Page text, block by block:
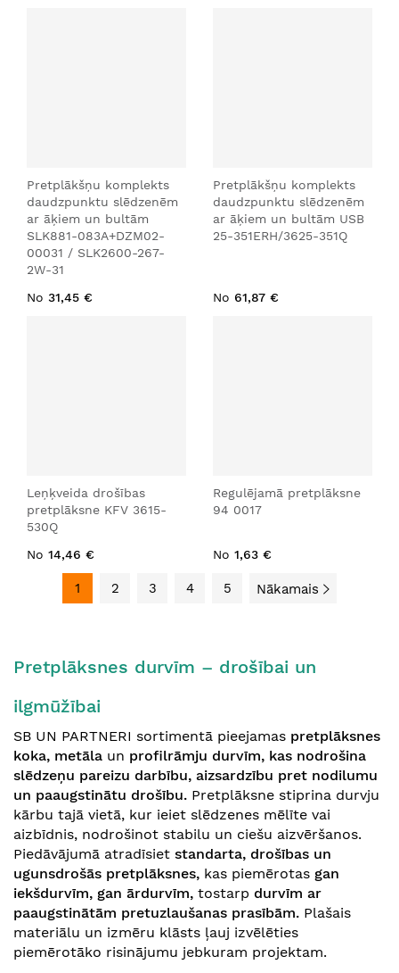
Pretplākšņu komplekts
daudzpunktu slēdzenēm
ar āķiem un bultām
SLK881-083A+DZM02-
00031 / SLK2600-267-
2W-31
No 31,45 €
Pretplākšņu komplekts
daudzpunktu slēdzenēm
ar āķiem un bultām USB
25-351ERH/3625-351Q
No 61,87 €
Leņķveida drošības
pretplāksne KFV 3615-
530Q
No 14,46 €
Regulējamā pretplāksne
94 0017
No 1,63 €
1 2 3 4 5 Nākamais
Pretplāksnes durvīm – drošībai un
ilgmūžībai
SB UN PARTNERI sortimentā pieejamas pretplāksnes
koka, metāla un profilrāmju durvīm, kas nodrošina
slēdzeņu pareizu darbību, aizsardzību pret nodilumu
un paaugstinātu drošību. Pretplāksne stiprina durvju
kārbu tajā vietā, kur ieiet slēdzenes mēlīte vai
aizbīdnis, nodrošinot stabilu un ciešu aizvēršanos.
Piedāvājumā atradīsiet standarta, drošības un
ugunsdrošās pretplāksnes, kas piemērotas gan
iekšdurvīm, gan ārdurvīm, tostarp durvīm ar
paaugstinātām pretuzlaušanas prasībām. Plašais
materiālu un izmēru klāsts ļauj izvēlēties
piemērotāko risinājumu jebkuram projektam.